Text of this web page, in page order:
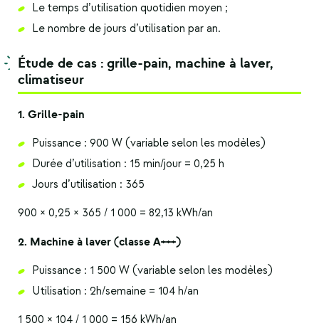
Le temps d’utilisation quotidien moyen ;
Le nombre de jours d’utilisation par an.
Étude de cas : grille-pain, machine à laver,
climatiseur
1. Grille-pain
Puissance : 900 W (variable selon les modèles)
Durée d’utilisation : 15 min/jour = 0,25 h
Jours d’utilisation : 365
900 × 0,25 × 365 / 1 000 = 82,13 kWh/an
2. Machine à laver (classe A+++)
Puissance : 1 500 W (variable selon les modèles)
Utilisation : 2h/semaine = 104 h/an
1 500 × 104 / 1 000 = 156 kWh/an